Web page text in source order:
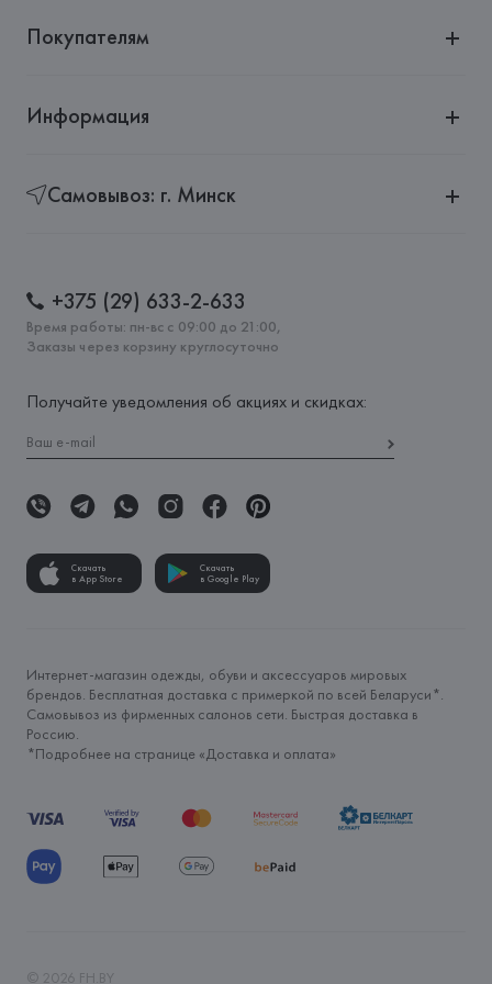
Покупателям
Информация
Самовывоз: г. Минск
+375 (29) 633-2-633
Время работы: пн-вс с 09:00 до 21:00,
Заказы через корзину круглосуточно
Получайте уведомления об акциях и скидках:
Скачать
в App Store
Скачать
в Google Play
Интернет-магазин одежды, обуви и аксессуаров мировых
брендов. Бесплатная доставка с примеркой по всей Беларуси*.
Самовывоз из фирменных салонов сети. Быстрая доставка в
Россию.
*Подробнее на странице «Доставка и оплата»
© 2026 FH.BY